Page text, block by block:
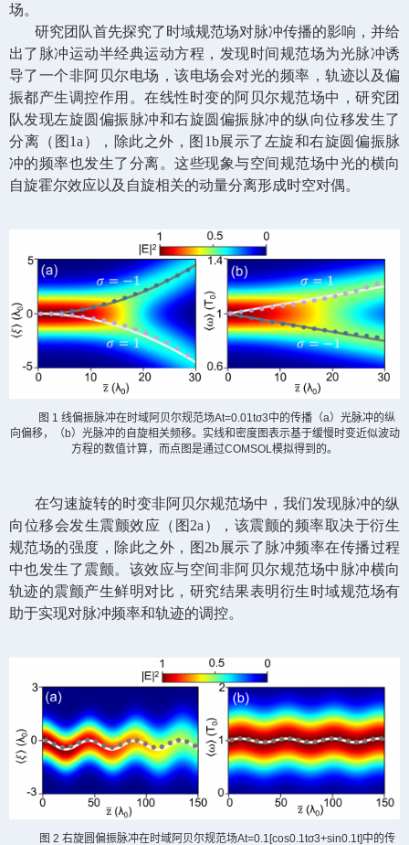
场。
研究团队首先探究了时域规范场对脉冲传播的影响，并给
出了脉冲运动半经典运动方程，发现时间规范场为光脉冲诱
导了一个非阿贝尔电场，该电场会对光的频率，轨迹以及偏
振都产生调控作用。在线性时变的阿贝尔规范场中，研究团
队发现左旋圆偏振脉冲和右旋圆偏振脉冲的纵向位移发生了
分离（图 1a ），除此之外，图 1b展示了左旋和右旋圆偏振脉
冲的频率也发生了分离。这些现象与空间规范场中光的横向
自旋霍尔效应以及自旋相关的动量分离形成时空对偶。
图 1 线偏振脉冲在时域阿贝尔规范场At=0.01tσ3中的传播（a）光脉冲的纵
向偏移，（b）光脉冲的自旋相关频移。实线和密度图表示基于缓慢时变近似波动
方程的数值计算，而点图是通过COMSOL模拟得到的。
在匀速旋转的时变非阿贝尔规范场中，我们发现脉冲的纵
向位移会发生震颤效应（图 2a ），该震颤的频率取决于衍生
规范场的强度，除此之外，图 2b展示了脉冲频率在传播过程
中也发生了震颤。该效应与空间非阿贝尔规范场中脉冲横向
轨迹的震颤产生鲜明对比，研究结果表明衍生时域规范场有
助于实现对脉冲频率和轨迹的调控。
图 2 右旋圆偏振脉冲在时域阿贝尔规范场At=0.1[cos0.1tσ3+sin0.1t]中的传